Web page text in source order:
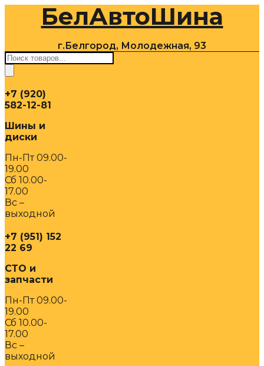
содержимомуБелАвтоШина
г.Белгород, Молодежная, 93
Поиск
товаров
+7 (920)
582-12-81
Шины и
диски
Пн-Пт 09.00-
19.00
Сб 10.00-
17.00
Вс –
выходной
+7 (951) 152
22 69
СТО и
запчасти
Пн-Пт 09.00-
19.00
Сб 10.00-
17.00
Вс –
выходной